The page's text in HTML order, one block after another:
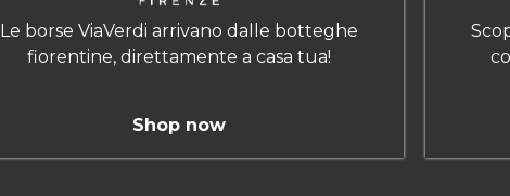
Le borse ViaVerdi arrivano dalle botteghe
fiorentine, direttamente a casa tua!
Shop now